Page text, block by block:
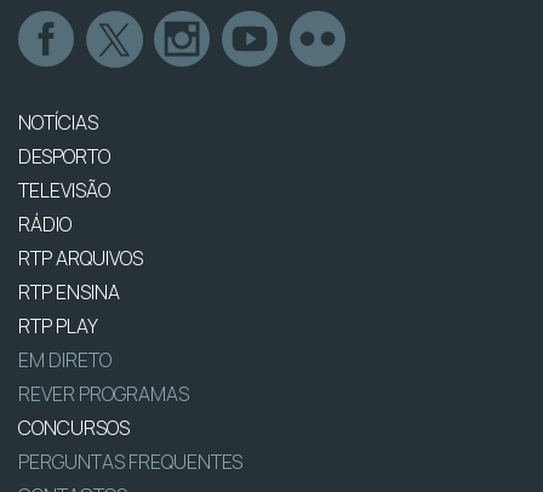
NOTÍCIAS
DESPORTO
TELEVISÃO
RÁDIO
RTP ARQUIVOS
RTP ENSINA
RTP PLAY
EM DIRETO
REVER PROGRAMAS
CONCURSOS
PERGUNTAS FREQUENTES